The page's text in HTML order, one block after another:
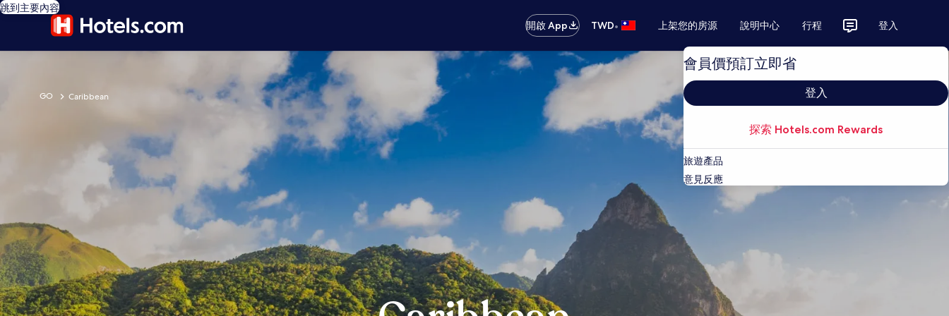
跳到主要內容
開啟 App
TWD• 上架您的房源 說明中心 行程 登入
會員價預訂立即省
登入
探索 Hotels.com Rewards
旅遊產品
意見反應
GO Caribbean